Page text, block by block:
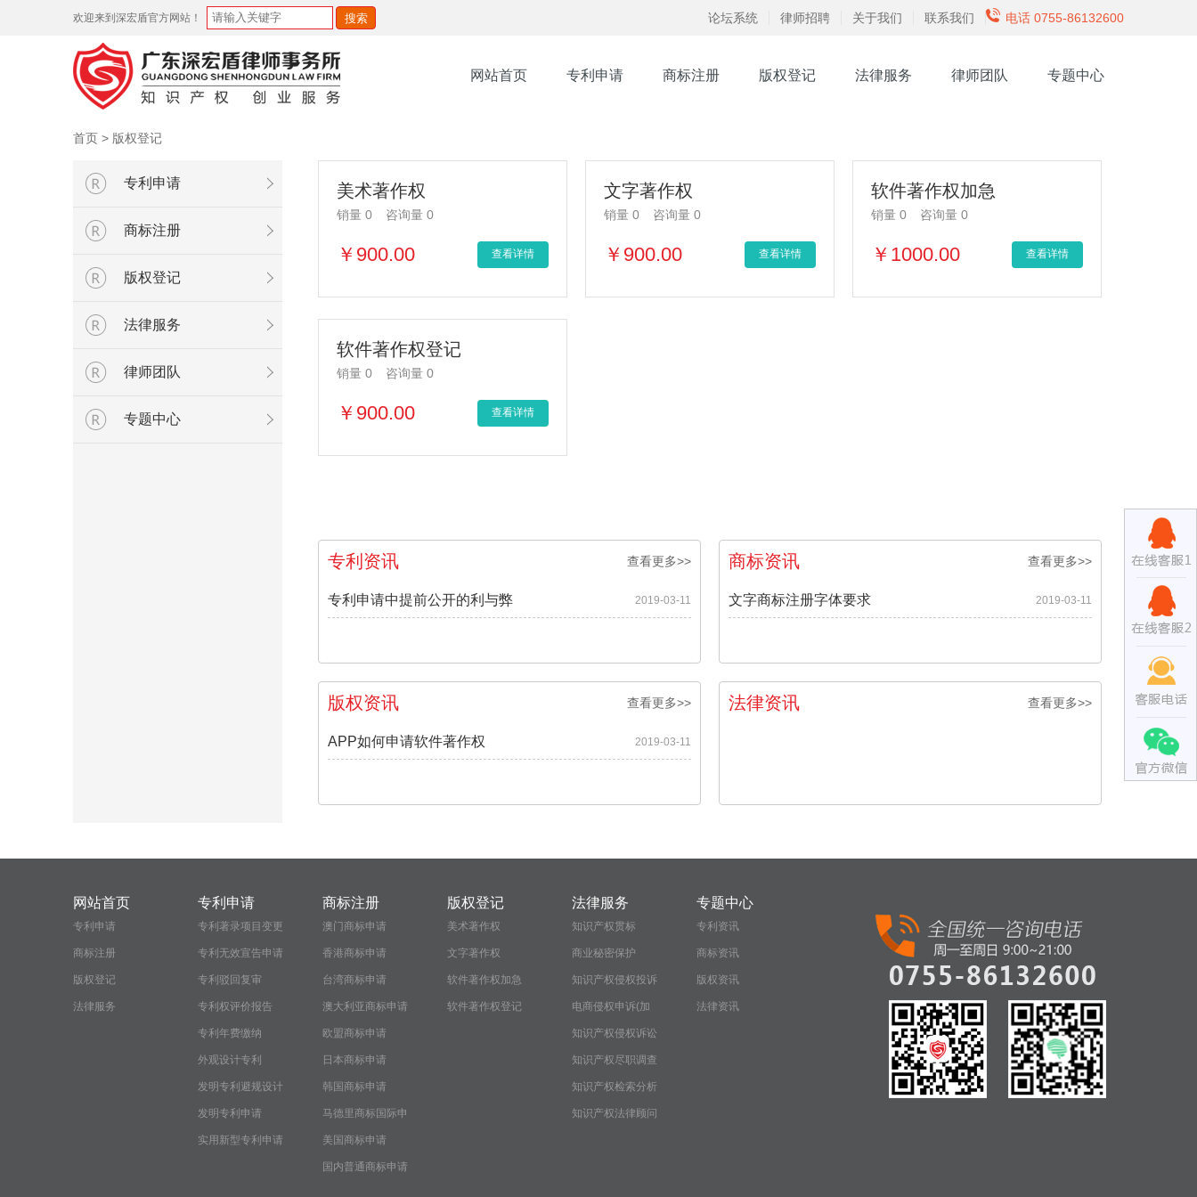
欢迎来到深宏盾官方网站！ 论坛系统 律师招聘 关于我们 联系我们 电话 0755-86132600
网站首页 专利申请 商标注册 版权登记 法律服务 律师团队 专题中心
首页 > 版权登记
专利申请
商标注册
版权登记
法律服务
律师团队
专题中心
美术著作权
销量 0 咨询量 0
￥900.00 查看详情
文字著作权
销量 0 咨询量 0
￥900.00 查看详情
软件著作权加急
销量 0 咨询量 0
￥1000.00 查看详情
软件著作权登记
销量 0 咨询量 0
￥900.00 查看详情
专利资讯 查看更多>>
专利申请中提前公开的利与弊 2019-03-11
商标资讯 查看更多>>
文字商标注册字体要求 2019-03-11
版权资讯 查看更多>>
APP如何申请软件著作权 2019-03-11
法律资讯 查看更多>>
网站首页
专利申请
商标注册
版权登记
法律服务
专利申请
专利著录项目变更
专利无效宣告申请
专利驳回复审
专利权评价报告
专利年费缴纳
外观设计专利
发明专利避规设计
发明专利申请
实用新型专利申请
商标注册
澳门商标申请
香港商标申请
台湾商标申请
澳大利亚商标申请
欧盟商标申请
日本商标申请
韩国商标申请
马德里商标国际申
请
美国商标申请
国内普通商标申请
版权登记
美术著作权
文字著作权
软件著作权加急
软件著作权登记
法律服务
知识产权贯标
商业秘密保护
知识产权侵权投诉
电商侵权申诉(加
急）
知识产权侵权诉讼
知识产权尽职调查
报告
知识产权检索分析
报告
知识产权法律顾问
专题中心
专利资讯
商标资讯
版权资讯
法律资讯